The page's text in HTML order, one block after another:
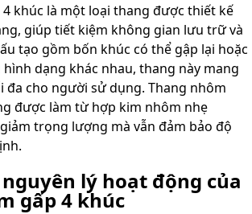
khúc là một loại thang được thiết kế
giúp tiết kiệm không gian lưu trữ và
tạo gồm bốn khúc có thể gập lại hoặc
dạng khác nhau, thang này mang
đa cho người sử dụng. Thang nhôm
được làm từ hợp kim nhôm nhẹ
trọng lượng mà vẫn đảm bảo độ
lý hoạt động của
gấp 4 khúc